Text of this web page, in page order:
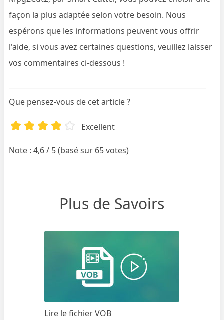
façon la plus adaptée selon votre besoin. Nous
espérons que les informations peuvent vous offrir
l'aide, si vous avez certaines questions, veuillez laisser
vos commentaires ci-dessous !
Que pensez-vous de cet article ?
Excellent
Note : 4,6 / 5 (basé sur 65 votes)
Plus de Savoirs
Lire le fichier VOB